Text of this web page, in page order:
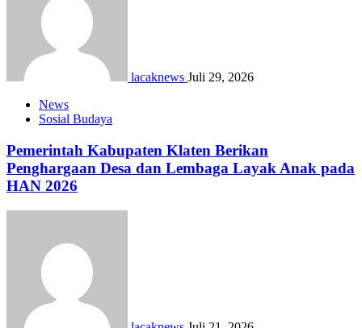
lacaknews Juli 29, 2026
News
Sosial Budaya
Pemerintah Kabupaten Klaten Berikan
Penghargaan Desa dan Lembaga Layak Anak pada
HAN 2026